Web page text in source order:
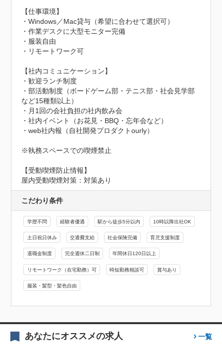
【仕事環境】
・Windows／Mac貸与（希望に合わせて選択可）
・作業デスクに大型モニター完備
・服装自由
・リモートワーク可
【社内コミュニケーション】
・歓迎ランチ制度
・部活動制度（ボードゲーム部・テニス部・社会見学部
など15種類以上）
・月1回の会社負担の社内飲み会
・社内イベント（お花見・BBQ・忘年会など）
・web社内報（自社開発プロダクトourly）
※執務スペースでの喫煙禁止
【受動喫煙防止情報】
屋内受動喫煙対策：対策あり
こだわり条件
学歴不問 経験者優遇 駅から徒歩5分以内 10時以降出社OK
土日祝日休み 交通費支給 社会保険完備 育児支援制度
退職金制度 完全週休二日制 年間休日120日以上
リモートワーク（在宅勤務）可 時短勤務相談可 賞与あり
服装・髪型・髪色自由
あなたにオススメの求人 一覧